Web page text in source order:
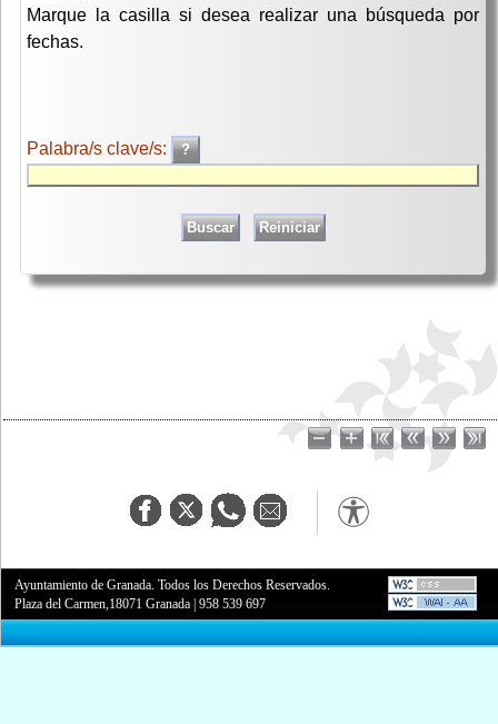
Marque la casilla si desea realizar una búsqueda por
fechas.
Palabra/s clave/s:
Ayuntamiento de Granada. Todos los Derechos Reservados.
Plaza del Carmen,18071 Granada |958 539 697